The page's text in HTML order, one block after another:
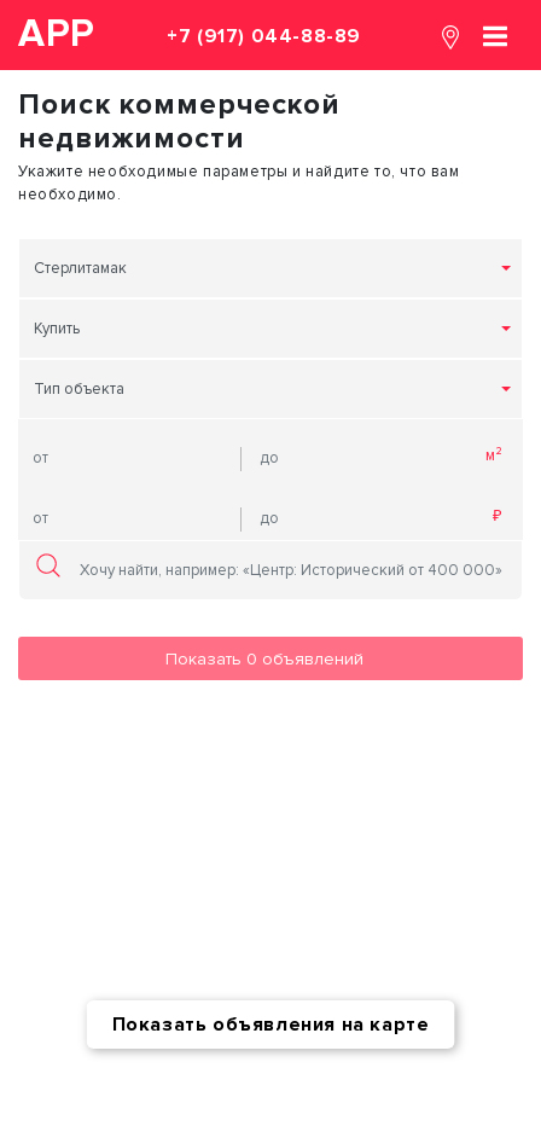
АРР +7 (917) 044-88-89
Поиск коммерческой
недвижимости
Укажите необходимые параметры и найдите то, что вам
необходимо.
Стерлитамак
Купить
Тип объекта
Показать 0 объявлений
Показать объявления на карте